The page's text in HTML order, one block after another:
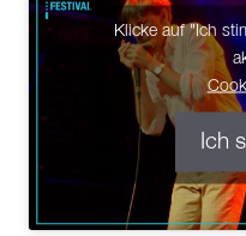
Klicke auf "Ich
Ich